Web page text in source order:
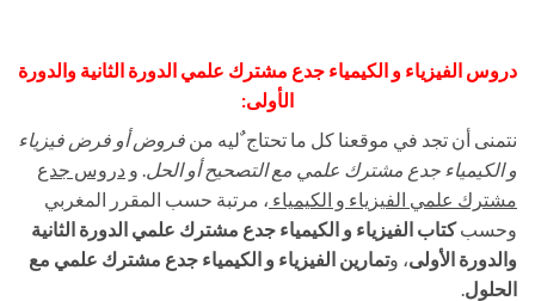
دروس الفيزياء و الكيمياء جدع مشترك علمي الدورة الثانية والدورة
الأولى:
نتمنى أن تجد في موقعنا كل ما تحتاج ٌليه من فروض أو فرض فيزياء
و الكيمياء جدع مشترك علمي مع التصحيح أو الحل . و دروس جدع
مشترك علمي الفيزياء و الكيمياء ، مرتبة حسب المقرر المغربي
وحسبكتاب الفيزياء و الكيمياء جدع مشترك علمي الدورة الثانية
والدورة الأولى، وتمارين الفيزياء و الكيمياء جدع مشترك علمي مع
الحلول